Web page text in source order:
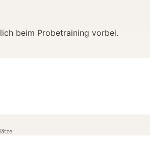
beim Probetraining vorbei.